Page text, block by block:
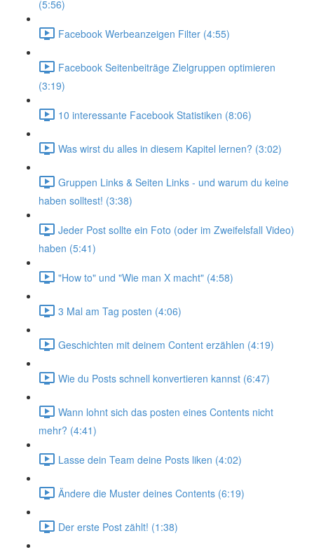
(5:56)
Facebook Werbeanzeigen Filter (4:55)
Facebook Seitenbeiträge Zielgruppen optimieren
(3:19)
10 interessante Facebook Statistiken (8:06)
Was wirst du alles in diesem Kapitel lernen? (3:02)
Gruppen Links & Seiten Links - und warum du keine
haben solltest! (3:38)
Jeder Post sollte ein Foto (oder im Zweifelsfall Video)
haben (5:41)
"How to" und "Wie man X macht" (4:58)
3 Mal am Tag posten (4:06)
Geschichten mit deinem Content erzählen (4:19)
Wie du Posts schnell konvertieren kannst (6:47)
Wann lohnt sich das posten eines Contents nicht
mehr? (4:41)
Lasse dein Team deine Posts liken (4:02)
Ändere die Muster deines Contents (6:19)
Der erste Post zählt! (1:38)